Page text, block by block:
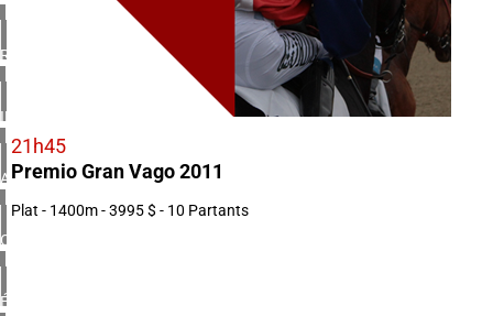
1 réunion(s)
ROYAUME-UNI
4 réunion(s)
IRLANDE
1 réunion(s)
ARGENTINE
1 réunion(s)
CHILI
1 réunion(s)
ÉTATS-UNIS
21h45
Premio Gran Vago 2011
Plat - 1400m - 3995 $ - 10 Partants